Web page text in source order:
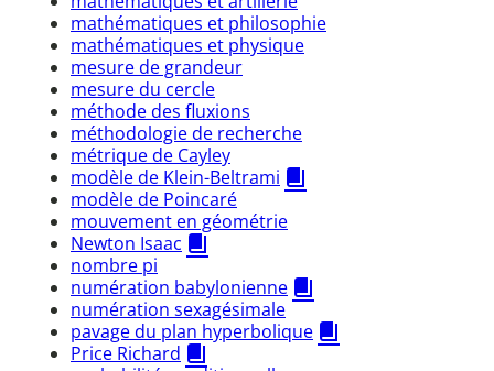
mathématiques et philosophie
mathématiques et physique
mesure de grandeur
mesure du cercle
méthode des fluxions
méthodologie de recherche
métrique de Cayley
modèle de Klein-Beltrami
modèle de Poincaré
mouvement en géométrie
Newton Isaac
nombre pi
numération babylonienne
numération sexagésimale
pavage du plan hyperbolique
Price Richard